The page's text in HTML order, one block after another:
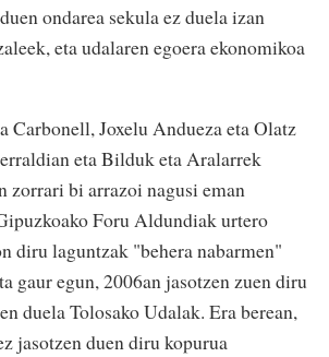
ondarea sekula ez duela izan
eta udalaren egoera ekonomikoa
Carbonell, Joxelu Andueza eta Olatz
eta Bilduk eta Aralarrek
zorrari bi arrazoi nagusi eman
Foru Aldundiak urtero
diru laguntzak "behera nabarmen"
gaur egun, 2006an jasotzen zuen diru
duela Tolosako Udalak. Era berean,
jasotzen duen diru kopurua